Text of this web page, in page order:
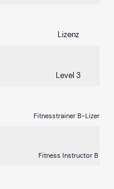
Lizenz
Level 3
Fitnesstrainer B-Lizenz
Fitness Instructor B